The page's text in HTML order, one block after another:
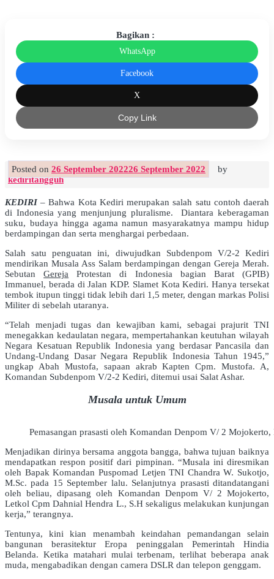
Bagikan :
WhatsApp
Facebook
X
Copy Link
Posted on 26 September 202226 September 2022
by
kediritangguh
KEDIRI– Bahwa Kota Kediri merupakan salah satu contoh daerah
di Indonesia yang menjunjung pluralisme. Diantara keberagaman
suku, budaya hingga agama namun masyarakatnya mampu hidup
berdampingan dan serta menghargai perbedaan.
Salah satu penguatan ini, diwujudkan Subdenpom V/2-2 Kediri
mendirikan Musala Ass Salam berdampingan dengan Gereja Merah.
SebutanGereja Protestan di Indonesia bagian Barat (GPIB)
Immanuel, berada di Jalan KDP. Slamet Kota Kediri. Hanya tersekat
tembok itupun tinggi tidak lebih dari 1,5 meter, dengan markas Polisi
Militer di sebelah utaranya.
“Telah menjadi tugas dan kewajiban kami, sebagai prajurit TNI
menegakkan kedaulatan negara, mempertahankan keutuhan wilayah
Negara Kesatuan Republik Indonesia yang berdasar Pancasila dan
Undang-Undang Dasar Negara Republik Indonesia Tahun 1945,”
ungkap Abah Mustofa, sapaan akrab Kapten Cpm. Mustofa. A,
Komandan Subdenpom V/2-2 Kediri, ditemui usai Salat Ashar.
Musala untuk Umum
Pemasangan prasasti oleh Komandan Denpom V/ 2
Menjadikan dirinya bersama anggota bangga, bahwa tujuan baiknya
mendapatkan respon positif dari pimpinan. “Musala ini diresmikan
oleh Bapak Komandan Puspomad Letjen TNI Chandra W. Sukotjo,
M.Sc. pada 15 September lalu. Selanjutnya prasasti ditandatangani
oleh beliau, dipasang oleh Komandan Denpom V/ 2 Mojokerto,
Letkol Cpm Dahnial Hendra L., S.H sekaligus melakukan kunjungan
kerja,” terangnya.
Tentunya, kini kian menambah keindahan pemandangan selain
bangunan berasitektur Eropa peninggalan Pemerintah Hindia
Belanda. Ketika matahari mulai terbenam, terlihat beberapa anak
muda, mengabadikan dengan camera DSLR dan telepon genggam.